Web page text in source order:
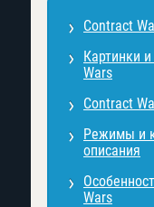
Contract
Картинки
Wars
Contract
Режимы и
описания
Wars